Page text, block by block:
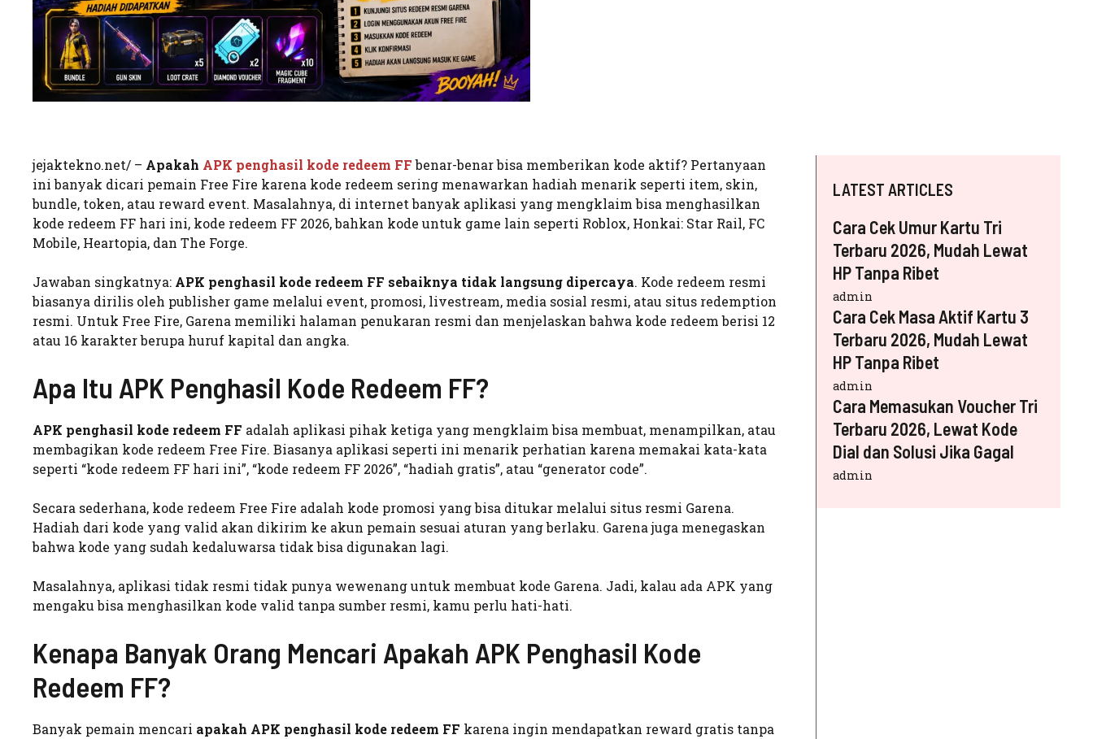
jejaktekno.net/ – Apakah APK penghasil kode redeem FFbenar-benar bisa memberikan kode aktif? Pertanyaan
ini banyak dicari pemain Free Fire karena kode redeem sering menawarkan hadiah menarik seperti item, skin,
bundle, token, atau reward event. Masalahnya, di internet banyak aplikasi yang mengklaim bisa menghasilkan
kode redeem FF hari ini, kode redeem FF 2026, bahkan kode untuk game lain seperti Roblox, Honkai: Star Rail, FC
Mobile, Heartopia, dan The Forge.
Jawaban singkatnya: APK penghasil kode redeem FF sebaiknya tidak langsung dipercaya. Kode redeem resmi
biasanya dirilis oleh publisher game melalui event, promosi, livestream, media sosial resmi, atau situs redemption
resmi. Untuk Free Fire, Garena memiliki halaman penukaran resmi dan menjelaskan bahwa kode redeem berisi 12
atau 16 karakter berupa huruf kapital dan angka.
Apa Itu APK Penghasil Kode Redeem FF?
APK penghasil kode redeem FF adalah aplikasi pihak ketiga yang mengklaim bisa membuat, menampilkan, atau
membagikan kode redeem Free Fire. Biasanya aplikasi seperti ini menarik perhatian karena memakai kata-kata
seperti “kode redeem FF hari ini”, “kode redeem FF 2026”, “hadiah gratis”, atau “generator code”.
Secara sederhana, kode redeem Free Fire adalah kode promosi yang bisa ditukar melalui situs resmi Garena.
Hadiah dari kode yang valid akan dikirim ke akun pemain sesuai aturan yang berlaku. Garena juga menegaskan
bahwa kode yang sudah kedaluwarsa tidak bisa digunakan lagi.
Masalahnya, aplikasi tidak resmi tidak punya wewenang untuk membuat kode Garena. Jadi, kalau ada APK yang
mengaku bisa menghasilkan kode valid tanpa sumber resmi, kamu perlu hati-hati.
Kenapa Banyak Orang Mencari Apakah APK Penghasil Kode
Redeem FF?
Banyak pemain mencari apakah APK penghasil kode redeem FF karena ingin mendapatkan reward gratis tanpa
LATEST ARTICLES
Cara Cek Umur Kartu Tri
Terbaru 2026, Mudah Lewat
HP Tanpa Ribet
admin
Cara Cek Masa Aktif Kartu 3
Terbaru 2026, Mudah Lewat
HP Tanpa Ribet
admin
Cara Memasukan Voucher Tri
Terbaru 2026, Lewat Kode
Dial dan Solusi Jika Gagal
admin